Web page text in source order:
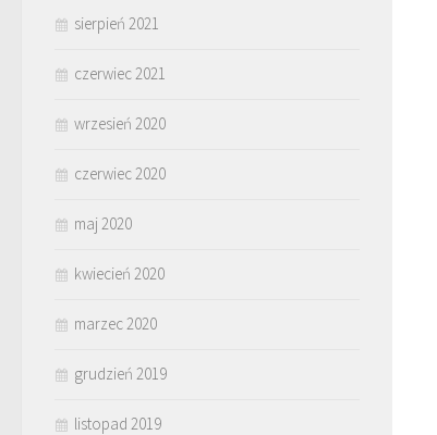
sierpień 2021
czerwiec 2021
wrzesień 2020
czerwiec 2020
maj 2020
kwiecień 2020
marzec 2020
grudzień 2019
listopad 2019